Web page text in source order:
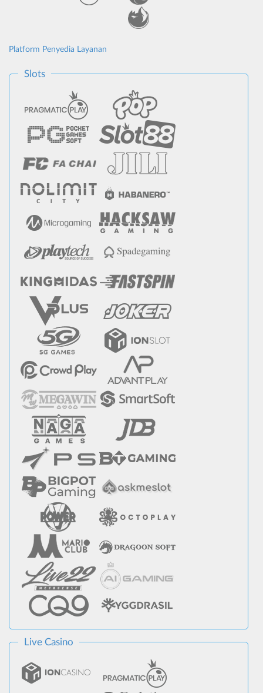
Platform Penyedia Layanan
Slots
Live Casino